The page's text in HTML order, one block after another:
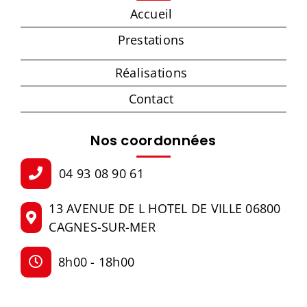
Accueil
Prestations
Réalisations
Contact
Nos coordonnées
04 93 08 90 61
13 AVENUE DE L HOTEL DE VILLE 06800
CAGNES-SUR-MER
8h00 - 18h00